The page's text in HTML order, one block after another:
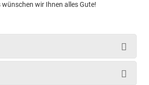
wir Ihnen alles Gute!